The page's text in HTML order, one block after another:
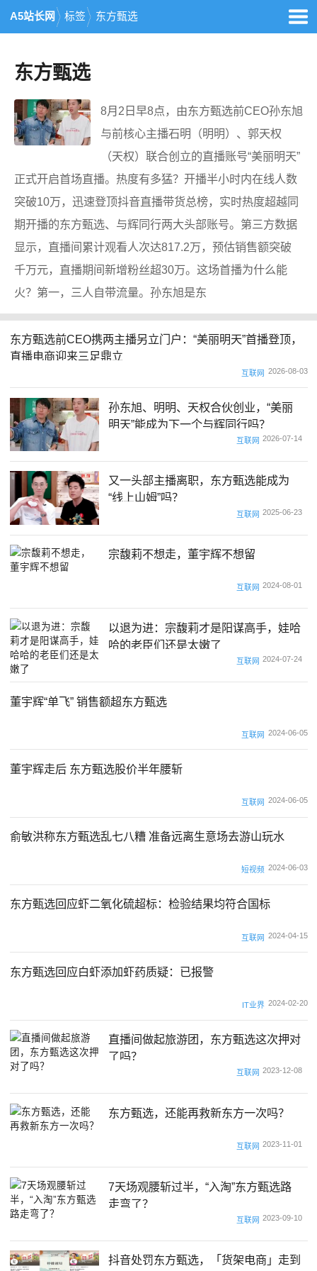
A5站长网 标签 东方甄选
东方甄选
8月2日早8点，由东方甄选前CEO孙东旭
与前核心主播石明（明明）、郭天权
（天权）联合创立的直播账号“美丽明天”
正式开启首场直播。热度有多猛？开播半小时内在线人数
突破10万，迅速登顶抖音直播带货总榜，实时热度超越同
期开播的东方甄选、与辉同行两大头部账号。第三方数据
显示，直播间累计观看人次达817.2万，预估销售额突破
千万元，直播期间新增粉丝超30万。这场首播为什么能
火？第一，三人自带流量。孙东旭是东
东方甄选前CEO携两主播另立门户：“美丽明天”首播登顶，
直播电商迎来三足鼎立
互联网 2026-08-03
孙东旭、明明、天权合伙创业，“美丽
明天”能成为下一个与辉同行吗？
互联网 2026-07-14
又一头部主播离职，东方甄选能成为
“线上山姆”吗？
互联网 2025-06-23
宗馥莉不想走，董宇辉不想留
互联网 2024-08-01
以退为进：宗馥莉才是阳谋高手，娃哈
哈的老臣们还是太嫩了
互联网 2024-07-24
董宇辉“单飞” 销售额超东方甄选
互联网 2024-06-05
董宇辉走后 东方甄选股价半年腰斩
互联网 2024-06-05
俞敏洪称东方甄选乱七八糟 准备远离生意场去游山玩水
短视频 2024-06-03
东方甄选回应虾二氧化硫超标：检验结果均符合国标
互联网 2024-04-15
东方甄选回应白虾添加虾药质疑：已报警
IT业界 2024-02-20
直播间做起旅游团，东方甄选这次押对
了吗？
互联网 2023-12-08
东方甄选，还能再救新东方一次吗？
互联网 2023-11-01
7天场观腰斩过半，“入淘”东方甄选路
走弯了？
互联网 2023-09-10
抖音处罚东方甄选，「货架电商」走到